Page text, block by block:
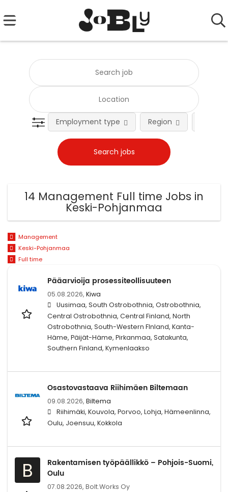
Employment type Region
14 Management Full time Jobs in
Keski-Pohjanmaa
Management
Keski-Pohjanmaa
Full time
Pääarvioija prosessiteollisuuteen
05.08.2026, Kiwa
Uusimaa, South Ostrobothnia, Ostrobothnia,
Central Ostrobothnia, Central Finland, North
Ostrobothnia, South-Western FInland, Kanta-
Häme, Päijät-Häme, Pirkanmaa, Satakunta,
Southern Finland, Kymenlaakso
Osastovastaava Riihimäen Biltemaan
09.08.2026, Biltema
Riihimäki, Kouvola, Porvoo, Lohja, Hämeenlinna,
Oulu, Joensuu, Kokkola
B
Rakentamisen työpäällikkö – Pohjois-Suomi,
Oulu
07.08.2026, Bolt.Works Oy